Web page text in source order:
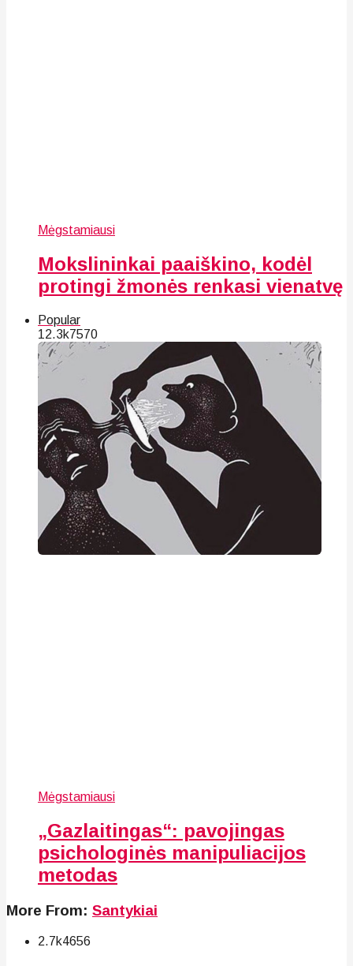
Mėgstamiausi
Mokslininkai paaiškino, kodėl
protingi žmonės renkasi vienatvę
Popular
12.3k7570
Mėgstamiausi
„Gazlaitingas“: pavojingas
psichologinės manipuliacijos
metodas
More From: Santykiai
2.7k4656